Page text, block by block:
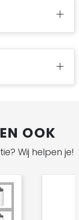
OOK
Wij helpen je!